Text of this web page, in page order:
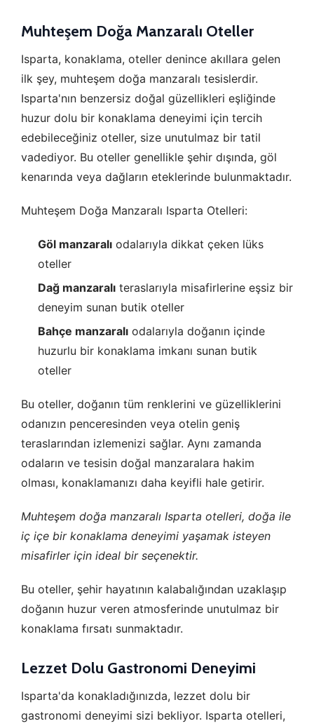
Muhteşem Doğa Manzaralı Oteller
Isparta, konaklama, oteller denince akıllara gelen
ilk şey, muhteşem doğa manzaralı tesislerdir.
Isparta'nın benzersiz doğal güzellikleri eşliğinde
huzur dolu bir konaklama deneyimi için tercih
edebileceğiniz oteller, size unutulmaz bir tatil
vadediyor. Bu oteller genellikle şehir dışında, göl
kenarında veya dağların eteklerinde bulunmaktadır.
Muhteşem Doğa Manzaralı Isparta Otelleri:
Göl manzaralı odalarıyla dikkat çeken lüks
oteller
Dağ manzaralı teraslarıyla misafirlerine eşsiz bir
deneyim sunan butik oteller
Bahçe manzaralı odalarıyla doğanın içinde
huzurlu bir konaklama imkanı sunan butik
oteller
Bu oteller, doğanın tüm renklerini ve güzelliklerini
odanızın penceresinden veya otelin geniş
teraslarından izlemenizi sağlar. Aynı zamanda
odaların ve tesisin doğal manzaralara hakim
olması, konaklamanızı daha keyifli hale getirir.
Muhteşem doğa manzaralı Isparta otelleri, doğa ile
iç içe bir konaklama deneyimi yaşamak isteyen
misafirler için ideal bir seçenektir.
Bu oteller, şehir hayatının kalabalığından uzaklaşıp
doğanın huzur veren atmosferinde unutulmaz bir
konaklama fırsatı sunmaktadır.
Lezzet Dolu Gastronomi Deneyimi
Isparta'da konakladığınızda, lezzet dolu bir
gastronomi deneyimi sizi bekliyor. Isparta otelleri,